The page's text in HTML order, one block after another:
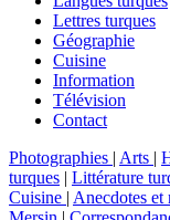
Lettres turques
Géographie
Cuisine
Information
Télévision
Contact
Photographies | Arts |
turques | Littérature
Cuisine | Anecdotes et